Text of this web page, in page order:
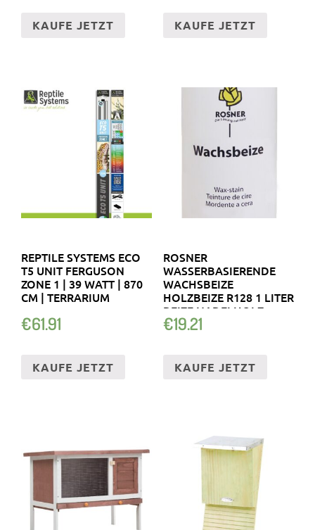
KAUFE JETZT KAUFE JETZT
REPTILE SYSTEMS ECO
T5 UNIT FERGUSON
ZONE 1 | 39 WATT | 870
CM | TERRARIUM
€61.91
KAUFE JETZT
ROSNER
WASSERBASIERENDE
WACHSBEIZE
HOLZBEIZE R128 1 LITER
BEIZE NADELHOLZ
€19.21
KAUFE JETZT